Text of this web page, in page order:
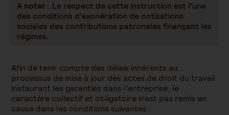
A noter : Le respect de cette instruction est l’une
des conditions d’exonération de cotisations
sociales des contributions patronales finançant les
régimes.
Afin de tenir compte des délais inhérents au
processus de mise à jour des actes de droit du travail
instaurant les garanties dans l’entreprise, le
caractère collectif et obligatoire n’est pas remis en
cause dans les conditions suivantes :